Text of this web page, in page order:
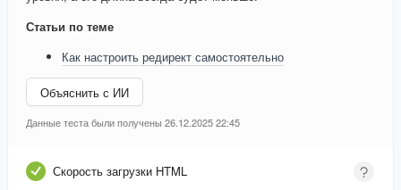
Статьи по теме
Как настроить редирект самостоятельно
Объяснить с ИИ
Данные теста были получены 26.12.2025 22:45
Скорость загрузки HTML